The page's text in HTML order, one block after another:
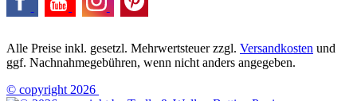
Alle Preise inkl. gesetzl. Mehrwertsteuer zzgl. Versandkosten und
ggf. Nachnahmegebühren, wenn nicht anders angegeben.
© copyright 2026